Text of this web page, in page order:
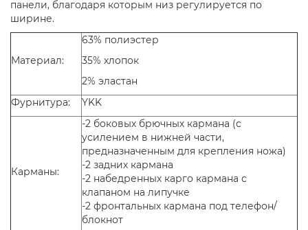
панели, благодаря которым низ регулируется по
ширине.
Материал:
63% полиэстер
35% хлопок
2% эластан
Фурнитура:
YKK
Карманы:
-2 боковых брючных кармана (с
усилением в нижней части,
предназначенным для крепления ножа)
-2 задних кармана
-2 набедренных карго кармана с
клапаном на липучке
-2 фронтальных кармана под телефон/
блокнот